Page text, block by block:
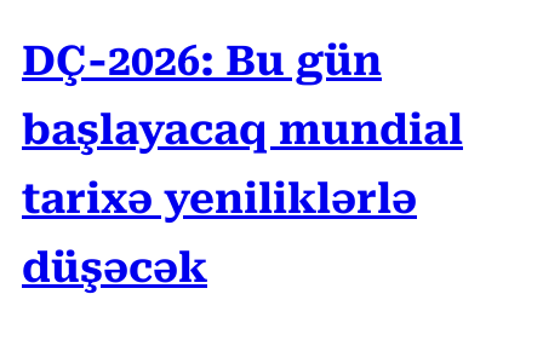
DÇ-2026: Bu gün
başlayacaq mundial
tarixə yeniliklərlə
düşəcək